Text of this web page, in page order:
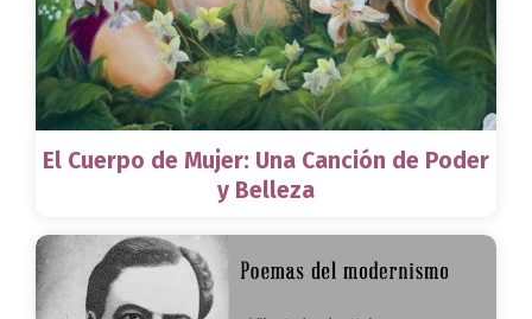
El Cuerpo de Mujer: Una Canción de Poder
y Belleza